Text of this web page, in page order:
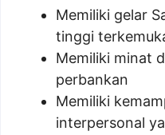
Memiliki gelar
tinggi
Memiliki minat
perbankan
Memiliki
interpersonal